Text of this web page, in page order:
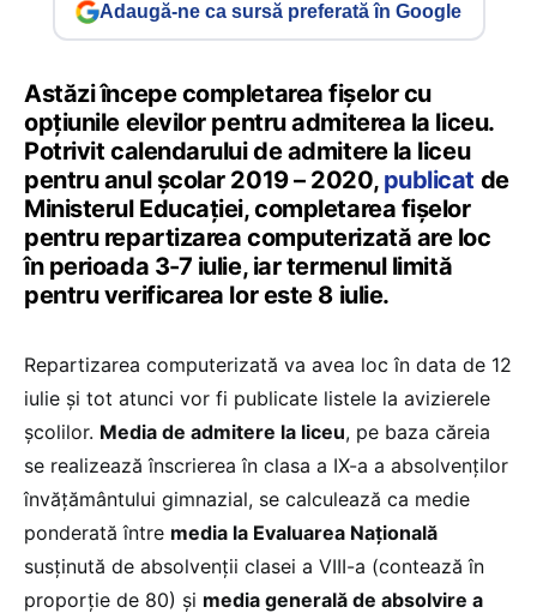
Adaugă-ne ca sursă preferată în Google
Astăzi începe completarea fișelor cu
opțiunile elevilor pentru admiterea la liceu.
Potrivit calendarului de admitere la liceu
pentru anul școlar 2019 – 2020, publicat de
Ministerul Educației, completarea fișelor
pentru repartizarea computerizată are loc
în perioada 3-7 iulie, iar termenul limită
pentru verificarea lor este 8 iulie.
Repartizarea computerizată va avea loc în data de 12
iulie și tot atunci vor fi publicate listele la avizierele
școlilor. Media de admitere la liceu, pe baza căreia
se realizează înscrierea în clasa a IX-a a absolvenților
învățământului gimnazial, se calculează ca medie
ponderată între media la Evaluarea Naţională
susţinută de absolvenţii clasei a VIII-a (contează în
proporție de 80) şi media generală de absolvire a